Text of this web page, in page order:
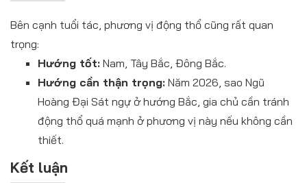
Bên cạnh tuổi tác, phương vị động thổ cũng rất quan
trọng:
Hướng tốt: Nam, Tây Bắc, Đông Bắc.
Hướng cần thận trọng: Năm 2026, sao Ngũ
Hoàng Đại Sát ngự ở hướng Bắc, gia chủ cần tránh
động thổ quá mạnh ở phương vị này nếu không cần
thiết.
Kết luận